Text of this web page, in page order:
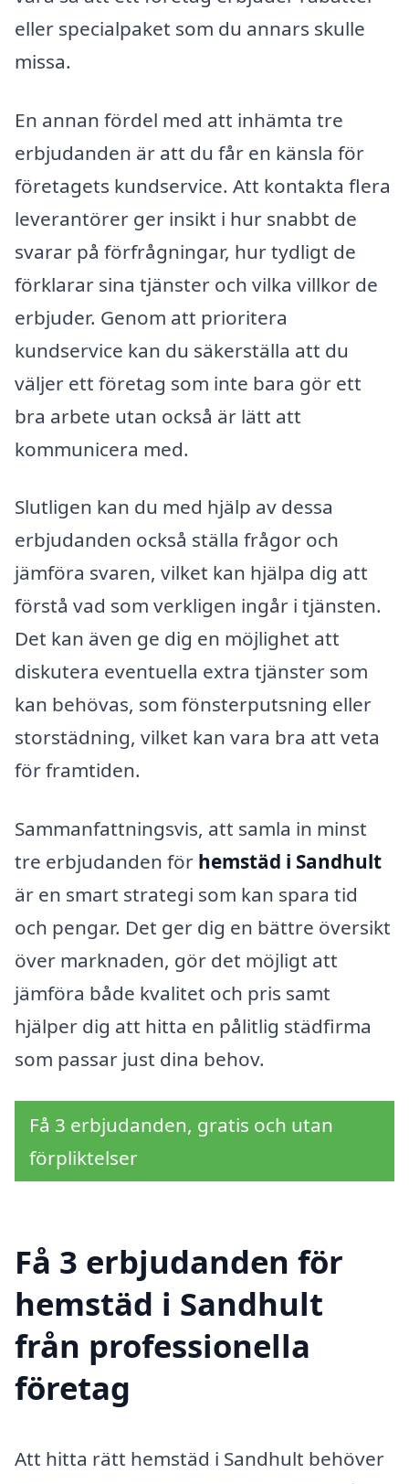
eller specialpaket som du annars skulle
missa.
En annan fördel med att inhämta tre
erbjudanden är att du får en känsla för
företagets kundservice. Att kontakta flera
leverantörer ger insikt i hur snabbt de
svarar på förfrågningar, hur tydligt de
förklarar sina tjänster och vilka villkor de
erbjuder. Genom att prioritera
kundservice kan du säkerställa att du
väljer ett företag som inte bara gör ett
bra arbete utan också är lätt att
kommunicera med.
Slutligen kan du med hjälp av dessa
erbjudanden också ställa frågor och
jämföra svaren, vilket kan hjälpa dig att
förstå vad som verkligen ingår i tjänsten.
Det kan även ge dig en möjlighet att
diskutera eventuella extra tjänster som
kan behövas, som fönsterputsning eller
storstädning, vilket kan vara bra att veta
för framtiden.
Sammanfattningsvis, att samla in minst
tre erbjudanden för hemstäd i Sandhult
är en smart strategi som kan spara tid
och pengar. Det ger dig en bättre översikt
över marknaden, gör det möjligt att
jämföra både kvalitet och pris samt
hjälper dig att hitta en pålitlig städfirma
som passar just dina behov.
Få 3 erbjudanden, gratis och utan
förpliktelser
Få 3 erbjudanden för
hemstäd i Sandhult
från professionella
företag
Att hitta rätt hemstäd i Sandhult behöver